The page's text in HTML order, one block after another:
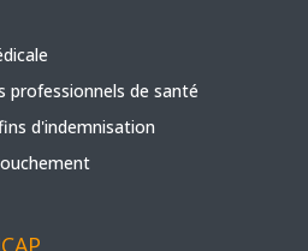
professionnels de santé
d'indemnisation